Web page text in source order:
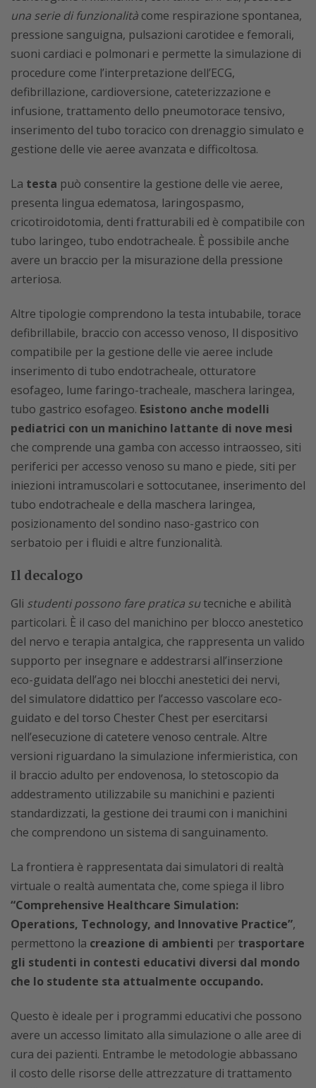
una serie di funzionalità come respirazione spontanea,
pressione sanguigna, pulsazioni carotidee e femorali,
suoni cardiaci e polmonari e permette la simulazione di
procedure come l’interpretazione dell’ECG,
defibrillazione, cardioversione, cateterizzazione e
infusione, trattamento dello pneumotorace tensivo,
inserimento del tubo toracico con drenaggio simulato e
gestione delle vie aeree avanzata e difficoltosa.
La testa può consentire la gestione delle vie aeree,
presenta lingua edematosa, laringospasmo,
cricotiroidotomia, denti fratturabili ed è compatibile con
tubo laringeo, tubo endotracheale. È possibile anche
avere un braccio per la misurazione della pressione
arteriosa.
Altre tipologie comprendono la testa intubabile, torace
defibrillabile, braccio con accesso venoso, Il dispositivo
compatibile per la gestione delle vie aeree include
inserimento di tubo endotracheale, otturatore
esofageo, lume faringo-tracheale, maschera laringea,
tubo gastrico esofageo. Esistono anche modelli
pediatrici con un manichino lattante di nove mesi
che comprende una gamba con accesso intraosseo, siti
periferici per accesso venoso su mano e piede, siti per
iniezioni intramuscolari e sottocutanee, inserimento del
tubo endotracheale e della maschera laringea,
posizionamento del sondino naso-gastrico con
serbatoio per i fluidi e altre funzionalità.
Il decalogo
Gli studenti possono fare pratica sutecniche e abilità
particolari. È il caso del manichino per blocco anestetico
del nervo e terapia antalgica, che rappresenta un valido
supporto per insegnare e addestrarsi all’inserzione
eco-guidata dell’ago nei blocchi anestetici dei nervi,
del simulatore didattico per l’accesso vascolare eco-
guidato e del torso Chester Chest per esercitarsi
nell’esecuzione di catetere venoso centrale. Altre
versioni riguardano la simulazione infermieristica, con
il braccio adulto per endovenosa, lo stetoscopio da
addestramento utilizzabile su manichini e pazienti
standardizzati, la gestione dei traumi con i manichini
che comprendono un sistema di sanguinamento.
La frontiera è rappresentata dai simulatori di realtà
virtuale o realtà aumentata che, come spiega il libro
“Comprehensive Healthcare Simulation:
Operations, Technology, and Innovative Practice”,
permettono la creazione di ambienti per trasportare
gli studenti in contesti educativi diversi dal mondo
che lo studente sta attualmente occupando.
Questo è ideale per i programmi educativi che possono
avere un accesso limitato alla simulazione o alle aree di
cura dei pazienti. Entrambe le metodologie abbassano
il costo delle risorse delle attrezzature di trattamento